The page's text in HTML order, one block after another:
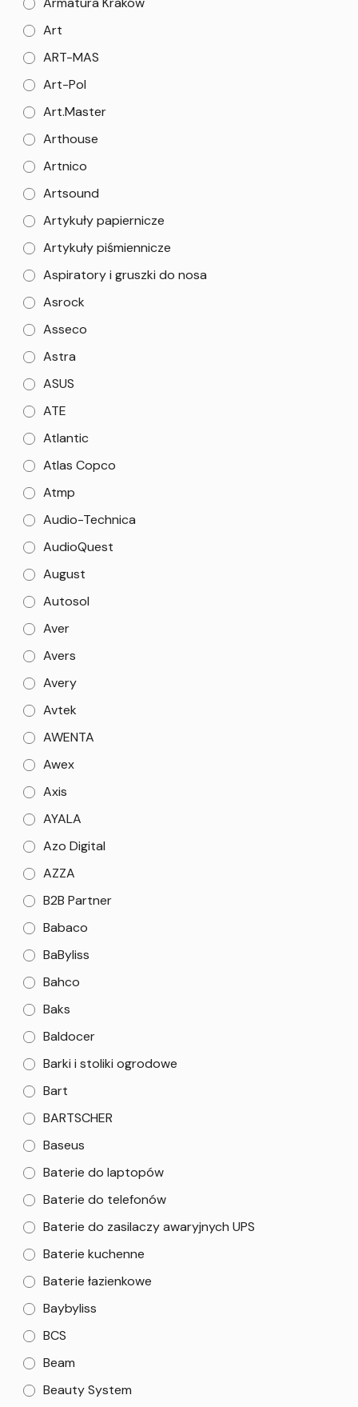
Art
ART-MAS
Art-Pol
Art.Master
Arthouse
Artnico
Artsound
Artykuły papiernicze
Artykuły piśmiennicze
Aspiratory i gruszki do nosa
Asrock
Asseco
Astra
ASUS
ATE
Atlantic
Atlas Copco
Atmp
Audio-Technica
AudioQuest
August
Autosol
Aver
Avers
Avery
Avtek
AWENTA
Awex
Axis
AYALA
Azo Digital
AZZA
B2B Partner
Babaco
BaByliss
Bahco
Baks
Baldocer
Barki i stoliki ogrodowe
Bart
BARTSCHER
Baseus
Baterie do laptopów
Baterie do telefonów
Baterie do zasilaczy awaryjnych UPS
Baterie kuchenne
Baterie łazienkowe
Baybyliss
BCS
Beam
Beauty System